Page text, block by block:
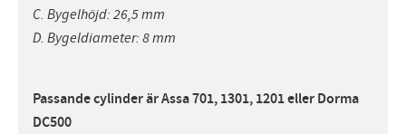
C. Bygelhöjd: 26,5 mm
D. Bygeldiameter: 8 mm
Passande cylinder är Assa 701, 1301, 1201 eller Dorma
DC500